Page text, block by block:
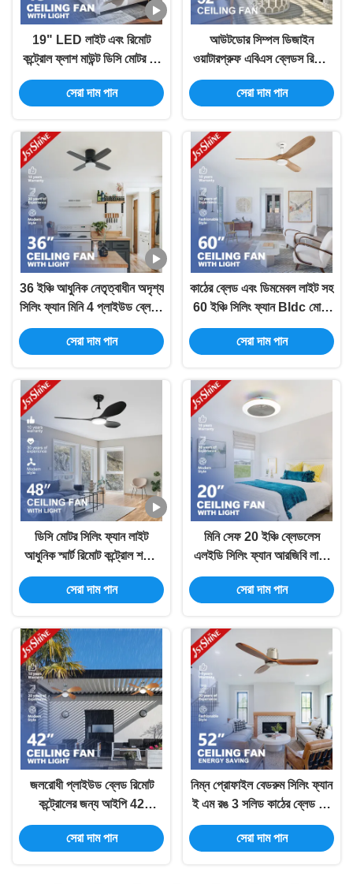
19" LED লাইট এবং রিমোট
কন্ট্রোল ফ্লাশ মাউন্ট ডিসি মোটর সহ
বন্ধ সিলিং ফ্যান
সেরা দাম পান
আউটডোর সিম্পল ডিজাইন
ওয়াটারপ্রুফ এবিএস ব্লেডস রিমোট
কন্ট্রোল সহ সিলিং ফ্যান
সেরা দাম পান
36 ইঞ্চি আধুনিক নেতৃত্বাধীন অদৃশ্য
সিলিং ফ্যান মিনি 4 প্লাইউড ব্লেডস
নিম্ন প্রোফাইল ডিমিং লাইট
সেরা দাম পান
কাঠের ব্লেড এবং ডিমমেবল লাইট সহ
60 ইঞ্চি সিলিং ফ্যান Bldc মোটর
শক্তি সঞ্চয়
সেরা দাম পান
ডিসি মোটর সিলিং ফ্যান লাইট
আধুনিক স্মার্ট রিমোট কন্ট্রোল শক্তি
সঞ্চয়
সেরা দাম পান
মিনি সেফ 20 ইঞ্চি ব্লেডলেস
এলইডি সিলিং ফ্যান আরজিবি লাইট
ডিসি মোটর সহ ফ্লাশ মাউন্ট
সেরা দাম পান
জলরোধী প্লাইউড ব্লেড রিমোট
কন্ট্রোলের জন্য আইপি 42
আউটডোর সিলিং ফ্যান
সেরা দাম পান
নিম্ন প্রোফাইল বেডরুম সিলিং ফ্যান
ই এম রঙ 3 সলিড কাঠের ব্লেড কম
শব্দ
সেরা দাম পান